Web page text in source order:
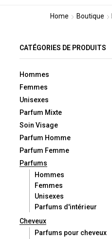
Home Boutique
CATÉGORIES DE PRODUITS
Hommes
Femmes
Unisexes
Parfum Mixte
Soin Visage
Parfum Homme
Parfum Femme
Parfums
Hommes
Femmes
Unisexes
Parfums d'intérieur
Cheveux
Parfums pour cheveux